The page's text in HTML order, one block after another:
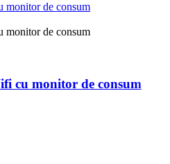
cu monitor de consum